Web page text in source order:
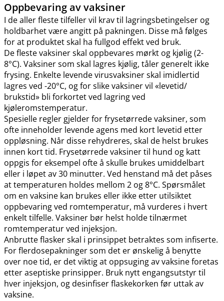
Oppbevaring av vaksiner
I de aller fleste tilfeller vil krav til lagringsbetingelser og
holdbarhet være angitt på pakningen. Disse må følges
for at produktet skal ha fullgod effekt ved bruk.
De fleste vaksiner skal oppbevares mørkt og kjølig (2-
8°C). Vaksiner som skal lagres kjølig, tåler generelt ikke
frysing. Enkelte levende virusvaksiner skal imidlertid
lagres ved -20°C, og for slike vaksiner vil «levetid​/​
brukstid» bli forkortet ved lagring ved
kjøleromstemperatur.
Spesielle regler gjelder for frysetørrede vaksiner, som
ofte inneholder levende agens med kort levetid etter
oppløsning. Når disse rehydreres, skal de helst brukes
innen kort tid. Frysetørrede vaksiner til hund og katt
oppgis for eksempel ofte å skulle brukes umiddelbart
eller i løpet av 30 minutter. Ved henstand må det påses
at temperaturen holdes mellom 2 og 8°C. Spørsmålet
om en vaksine kan brukes eller ikke etter utilsiktet
oppbevaring ved romtemperatur, må vurderes i hvert
enkelt tilfelle. Vaksiner bør helst holde tilnærmet
romtemperatur ved injeksjon.
Anbrutte flasker skal i prinsippet betraktes som infiserte.
For flerdosepakninger som det er ønskelig å benytte
over noe tid, er det viktig at oppsuging av vaksine foretas
etter aseptiske prinsipper. Bruk nytt engangsutstyr til
hver injeksjon, og desinfiser flaskekorken før uttak av
vaksine.